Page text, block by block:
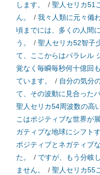
します。
/ 聖人セリカ51
ん。
/ 我々人類に元々備
頃までには、多くの人間
う。
/ 聖人セリカ52智子
て、ここからはパラレル
覚なく毎瞬毎秒何十億回
ています。
/ 自分の気分
て、その波動に見合った
聖人セリカ54周波数の高
こはポジティブな世界が展
ガティブな地球にシフトす
ポジティブとネガティブ
た。
/ ですが、もう分岐
ません。
/ 聖人セリカ55